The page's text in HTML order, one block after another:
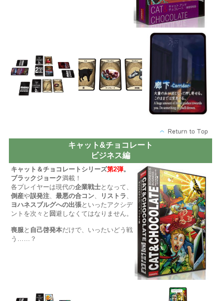
キャット&チョコレート
ビジネス編
キャット＆チョコレートシリーズ第2弾。
ブラックジョーク満載！
各プレイヤーは現代の企業戦士となって、
倒産や誤発注、 最悪の合コン、 リストラ、
ヨハネスブルグへの出張といったアクシデ
ントを次々と 回避しなくてはなりません。
喪服と 自己啓発本だけで、いったいどう戦
う……？